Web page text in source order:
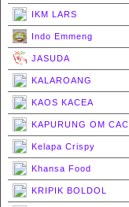
IKM LARS
Indo Emmeng
JASUDA
KALAROANG
KAOS KACEA
KAPURUNG OM
Kelapa Crispy
Khansa Food
KRIPIK BOLDOL